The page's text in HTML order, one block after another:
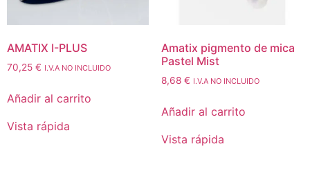
AMATIX I-PLUS
70,25 € I.V.A NO INCLUIDO
Añadir al carrito
Vista rápida
Amatix pigmento de mica
Pastel Mist
8,68 € I.V.A NO INCLUIDO
Añadir al carrito
Vista rápida